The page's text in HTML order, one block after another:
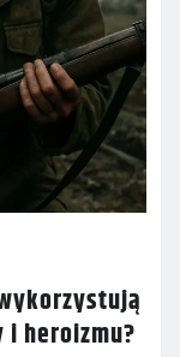
heroizmu?